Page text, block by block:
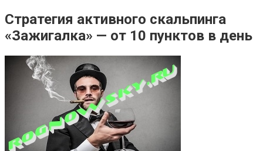
Стратегия активного скальпинга
«Зажигалка» — от 10 пунктов в день